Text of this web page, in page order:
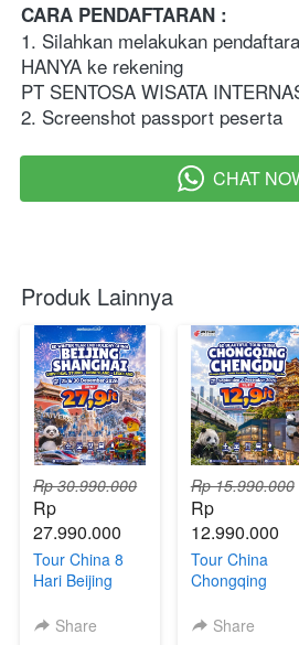
CARA PENDAFTARAN :
1. Silahkan melakukan
HANYA ke rekening
PT SENTOSA WISATA
2. Screenshot passport peserta
` CHAT
Produk Lainnya
Rp 30.990.000
Rp
27.990.000
Tour China 8
Hari Beijing
Universal
Share
Rp 15.990.000
Rp
12.990.000
Tour China
Chongqing
| Direct Flight
Share